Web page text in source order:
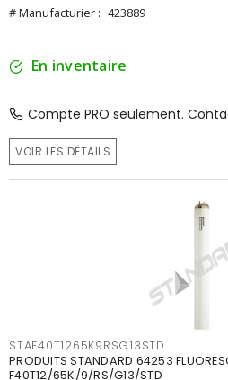
# Manufacturier : 423889
En inventaire
Compte PRO seulement.
VOIR LES DÉTAILS
STAF40T1265K9RSG13STD
PRODUITS STANDARD 64253
F40T12/65K/9/RS/G13/STD